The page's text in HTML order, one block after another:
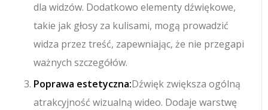
dla widzów. Dodatkowo elementy dźwiękowe,
takie jak głosy za kulisami, mogą prowadzić
widza przez treść, zapewniając, że nie przegapi
ważnych szczegółów.
Poprawa estetyczna:Dźwięk zwiększa ogólną
atrakcyjność wizualną wideo. Dodaje warstwę